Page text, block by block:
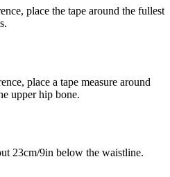
place the tape around the fullest
place a tape measure around
upper hip bone.
23cm/9in below the waistline.